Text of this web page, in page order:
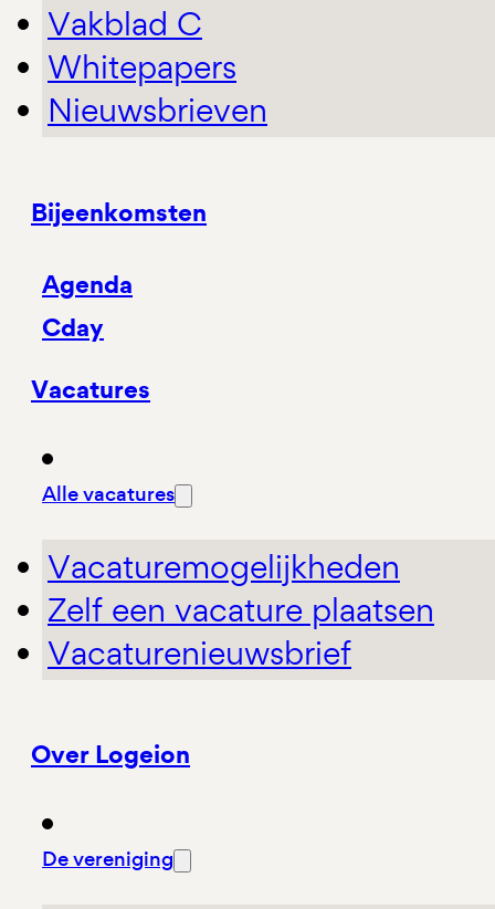
Vakblad C
Whitepapers
Nieuwsbrieven
Bijeenkomsten
Agenda
Cday
Vacatures
Alle vacatures
Vacaturemogelijkheden
Zelf een vacature plaatsen
Vacaturenieuwsbrief
Over Logeion
De vereniging